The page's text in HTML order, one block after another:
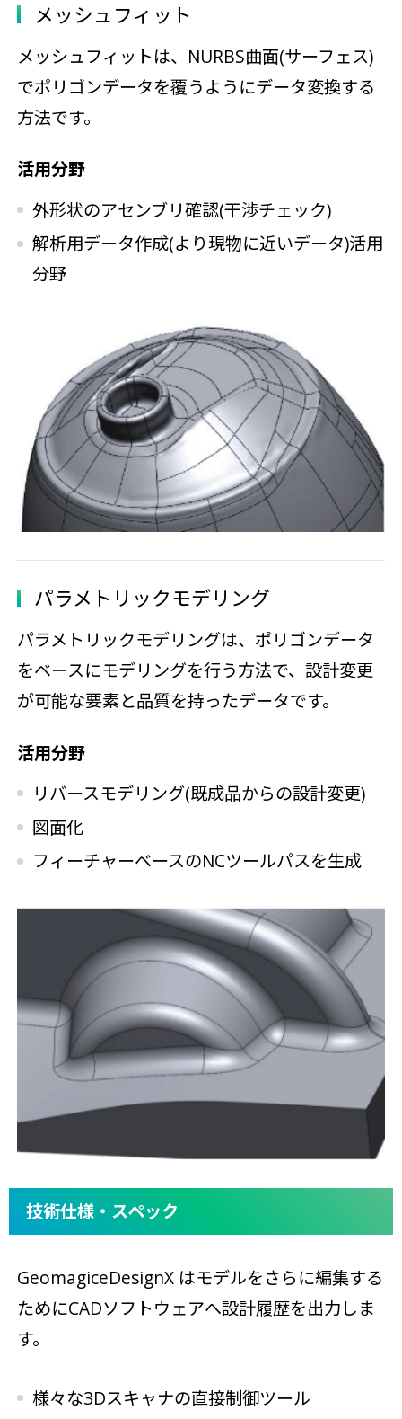
メッシュフィット
メッシュフィットは、NURBS曲面(サーフェス)
でポリゴンデータを覆うようにデータ変換する
方法です。
活用分野
外形状のアセンブリ確認(干渉チェック)
解析用データ作成(より現物に近いデータ)活用
分野
パラメトリックモデリング
パラメトリックモデリングは、ポリゴンデータ
をベースにモデリングを行う方法で、設計変更
が可能な要素と品質を持ったデータです。
活用分野
リバースモデリング(既成品からの設計変更)
図面化
フィーチャーベースのNCツールパスを生成
技術仕様・スペック
GeomagiceDesignX はモデルをさらに編集する
ためにCADソフトウェアへ設計履歴を出力しま
す。
様々な3Dスキャナの直接制御ツール